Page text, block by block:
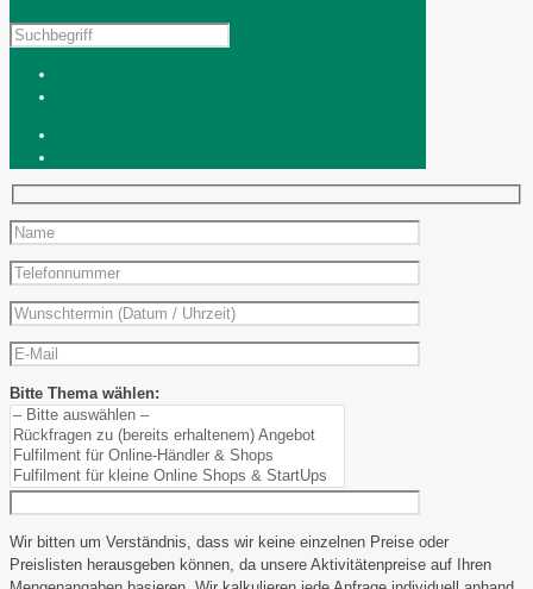
Bitte Thema wählen:
Wir bitten um Verständnis, dass wir keine einzelnen Preise oder
Preislisten herausgeben können, da unsere Aktivitätenpreise auf Ihren